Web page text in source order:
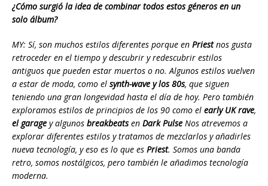
¿Cómo surgió la idea de combinar todos estos géneros en un
solo álbum?
MY: Sí, son muchos estilos diferentes porque en Priestnos gusta
retroceder en el tiempo y descubrir y redescubrir estilos
antiguos que pueden estar muertos o no. Algunos estilos vuelven
a estar de moda, como el synth-wave y los 80s, que siguen
teniendo una gran longevidad hasta el día de hoy. Pero también
exploramos estilos de principios de los 90 como el early UK rave,
el garage y algunos breakbeatsen Dark Pulse Nos atrevemos a
explorar diferentes estilos y tratamos de mezclarlos y añadirles
nueva tecnología, y eso es lo que es Priest. Somos una banda
retro, somos nostálgicos, pero también le añadimos tecnología
moderna.